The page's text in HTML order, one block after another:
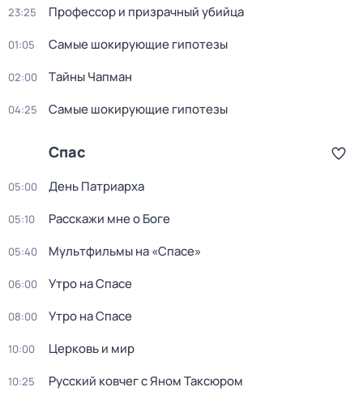
23:25 Профессор и призрачный убийца
01:05 Самые шoкиpующие гипотезы
02:00 Тaйны Чапман
04:25 Самые шoкиpующие гипотезы
Спас
05:00 День Патриарха
05:10 Расскажи мне о Боге
05:40 Мультфильмы на «Спасе»
06:00 Утро на Спасе
08:00 Утро на Спасе
10:00 Церковь и мир
10:25 Русский ковчег с Яном Таксюром